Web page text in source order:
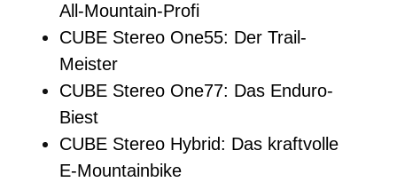
All-Mountain-Profi
CUBE Stereo One55: Der Trail-
Meister
CUBE Stereo One77: Das Enduro-
Biest
CUBE Stereo Hybrid: Das kraftvolle
E-Mountainbike